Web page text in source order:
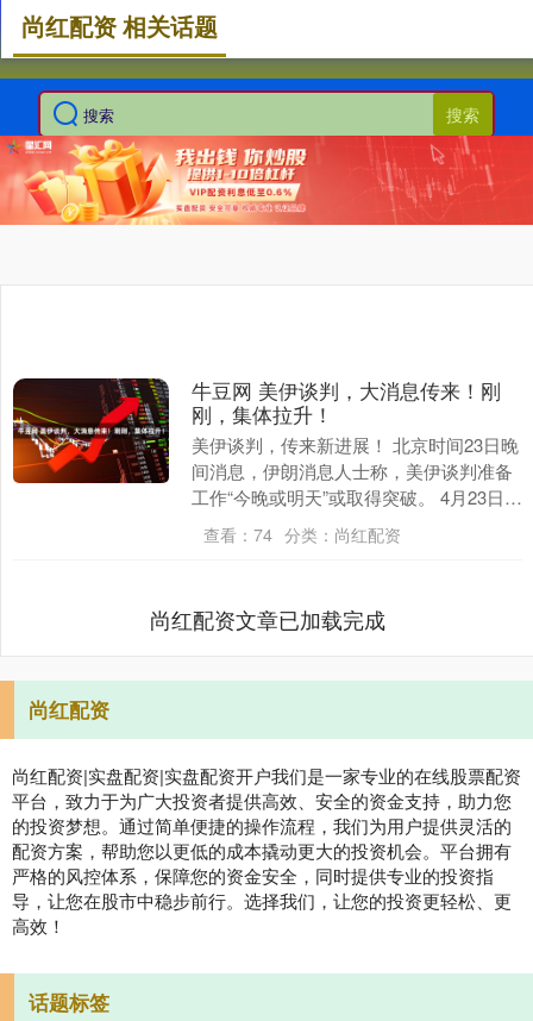
搜索
尚红配资 相关话题
牛豆网 美伊谈判，大消息传来！刚
刚，集体拉升！
美伊谈判，传来新进展！ 北京时间23日晚
间消息，伊朗消息人士称，美伊谈判准备
工作“今晚或明天”或取得突破。 4月23日美
股盘前，美股期指大幅拉升。截至发稿，
标普....
查看： 74 分类： 尚红配资
尚红配资文章已加载完成
尚红配资
尚红配资|实盘配资|实盘配资开户我们是一家专业的在线股票配资
平台，致力于为广大投资者提供高效、安全的资金支持，助力您
的投资梦想。通过简单便捷的操作流程，我们为用户提供灵活的
配资方案，帮助您以更低的成本撬动更大的投资机会。平台拥有
严格的风控体系，保障您的资金安全，同时提供专业的投资指
导，让您在股市中稳步前行。选择我们，让您的投资更轻松、更
高效！
话题标签